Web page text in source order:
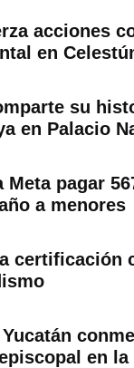
acciones
en
su
en Palacio
Meta pagar
a menores
certificación
en la